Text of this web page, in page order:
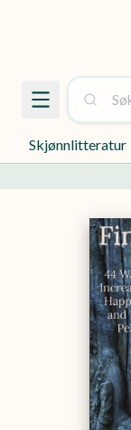
Skjønnlitteratur